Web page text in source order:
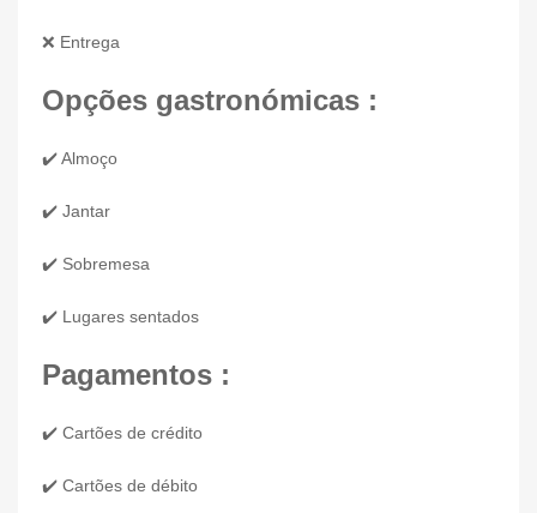
❌ Entrega
Opções gastronómicas :
✔️ Almoço
✔️ Jantar
✔️ Sobremesa
✔️ Lugares sentados
Pagamentos :
✔️ Cartões de crédito
✔️ Cartões de débito